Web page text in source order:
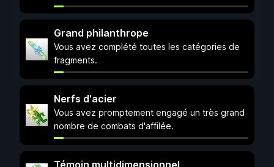
Grand philanthrope
Vous avez complété toutes les catégories de
fragments.
Nerfs d'acier
Vous avez promptement engagé un très grand
nombre de combats d'affilée.
Témoin multidimensionnel